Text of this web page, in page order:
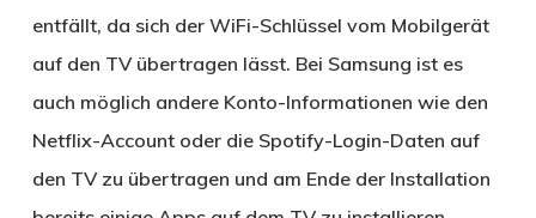
entfällt, da sich der WiFi-Schlüssel vom Mobilgerät
auf den TV übertragen lässt. Bei Samsung ist es
auch möglich andere Konto-Informationen wie den
Netflix-Account oder die Spotify-Login-Daten auf
den TV zu übertragen und am Ende der Installation